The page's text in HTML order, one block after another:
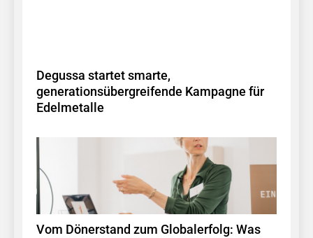
Degussa startet smarte,
generationsübergreifende Kampagne für
Edelmetalle
Vom Dönerstand zum Globalerfolg: Was